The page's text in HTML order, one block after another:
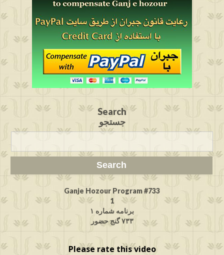
Search
جستجو
Ganje Hozour Program #733
1
برنامه شماره ۱
۷۳۳ گنج حضور
Please rate this video